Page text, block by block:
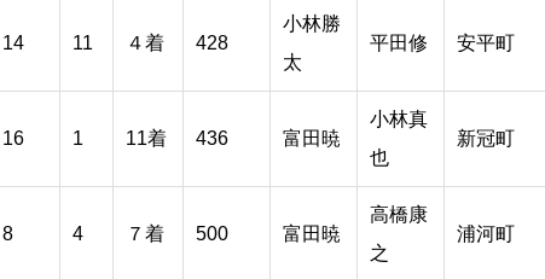
14 11 ４着 428
小林勝
太
平田修 安平町
16 1 11着 436 富田暁
小林真
也
新冠町
8 4 ７着 500 富田暁
高橋康
之
浦河町